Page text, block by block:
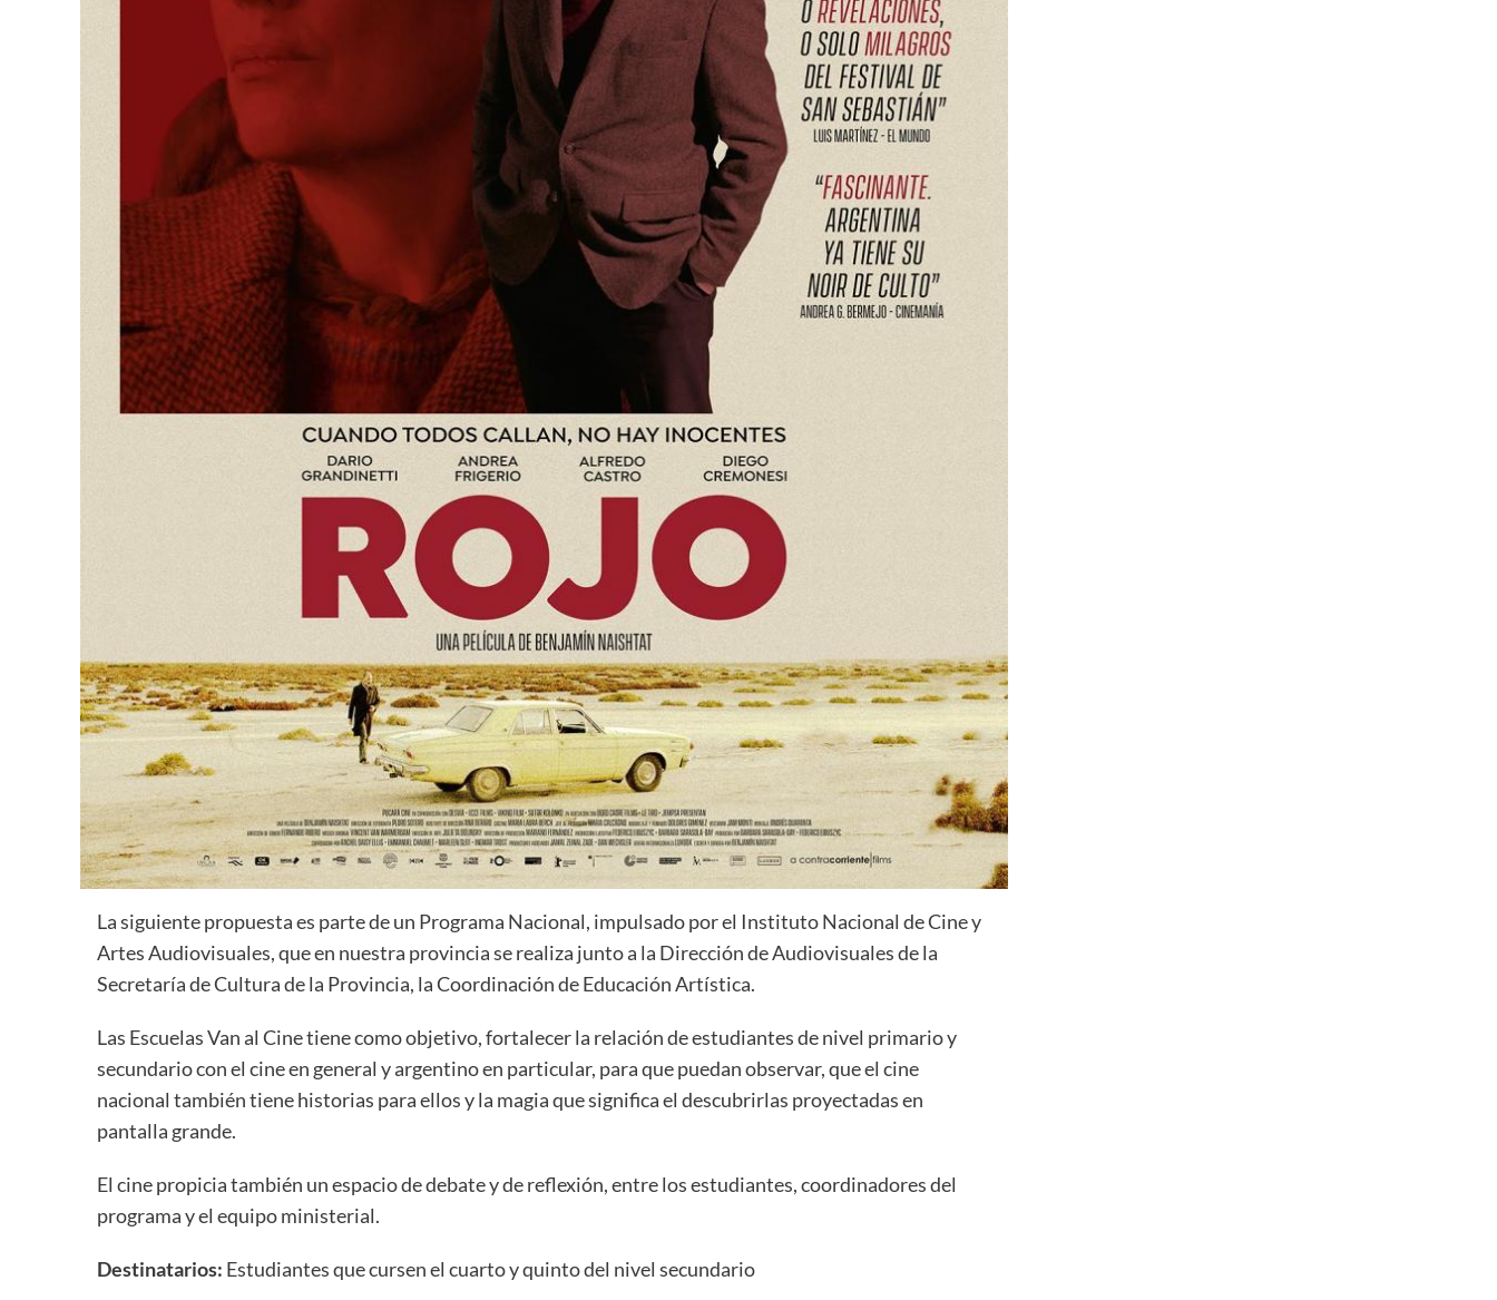
La siguiente propuesta es parte de un Programa Nacional, impulsado por el Instituto Nacional de Cine y
Artes Audiovisuales, que en nuestra provincia se realiza junto a la Dirección de Audiovisuales de la
Secretaría de Cultura de la Provincia, la Coordinación de Educación Artística.
Las Escuelas Van al Cine tiene como objetivo, fortalecer la relación de estudiantes de nivel primario y
secundario con el cine en general y argentino en particular, para que puedan observar, que el cine
nacional también tiene historias para ellos y la magia que significa el descubrirlas proyectadas en
pantalla grande.
El cine propicia también un espacio de debate y de reflexión, entre los estudiantes, coordinadores del
programa y el equipo ministerial.
Destinatarios: Estudiantes que cursen el cuarto y quinto del nivel secundario